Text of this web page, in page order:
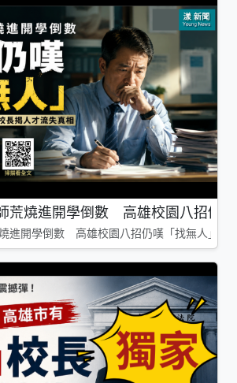
荒燒進開學倒數 高雄校園八招仍
進開學倒數 高雄校園八招仍嘆「找無人」